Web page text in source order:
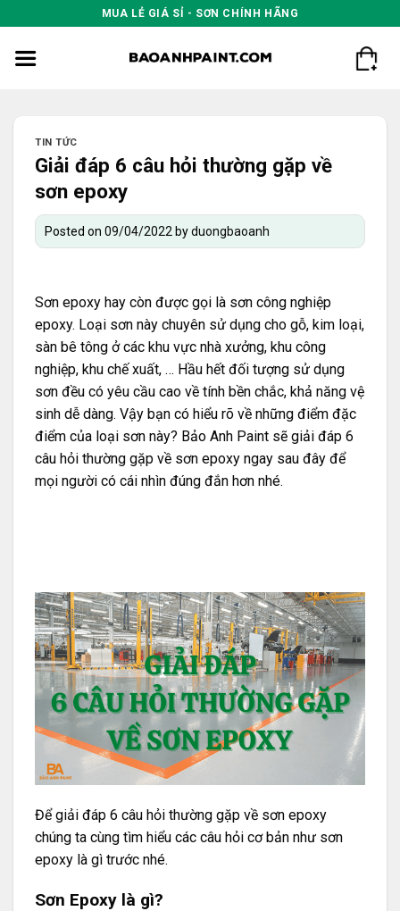
to
content
MUA LẺ GIÁ SỈ - SƠN CHÍNH HÃNG
TIN TỨC
Giải đáp 6 câu hỏi thường gặp về
sơn epoxy
Posted on 09/04/2022 byduongbaoanh
Sơn epoxy hay còn được gọi là sơn công nghiệp
epoxy. Loại sơn này chuyên sử dụng cho gỗ, kim loại,
sàn bê tông ở các khu vực nhà xưởng, khu công
nghiệp, khu chế xuất, … Hầu hết đối tượng sử dụng
sơn đều có yêu cầu cao về tính bền chắc, khả năng vệ
sinh dễ dàng. Vậy bạn có hiểu rõ về những điểm đặc
điểm của loại sơn này? Bảo Anh Paint sẽ giải đáp 6
câu hỏi thường gặp về sơn epoxy ngay sau đây để
mọi người có cái nhìn đúng đắn hơn nhé.
Để giải đáp 6 câu hỏi thường gặp về sơn epoxy
chúng ta cùng tìm hiểu các câu hỏi cơ bản như sơn
epoxy là gì trước nhé.
Sơn Epoxy là gì?